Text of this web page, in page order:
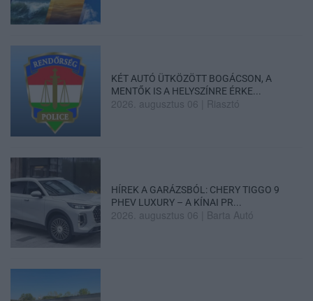
KÉT AUTÓ ÜTKÖZÖTT BOGÁCSON, A
MENTŐK IS A HELYSZÍNRE ÉRKE...
2026. augusztus 06 Riasztó
HÍREK A GARÁZSBÓL: CHERY TIGGO 9
PHEV LUXURY – A KÍNAI PR...
2026. augusztus 06 Barta Autó